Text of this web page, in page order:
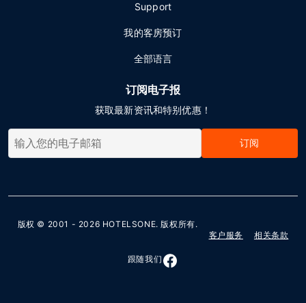
Support
我的客房预订
全部语言
订阅电子报
获取最新资讯和特别优惠！
订阅
版权 © 2001 - 2026 HOTELSONE. 版权所有.
客户服务
相关条款
跟随我们